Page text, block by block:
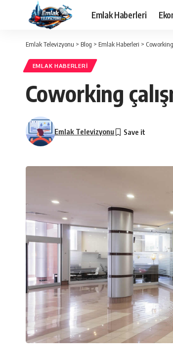
Emlak Haberleri
Emlak Televizyonu > Blog > Emlak Haberleri >
EMLAK HABERLERI
Coworking
Emlak Televizyonu